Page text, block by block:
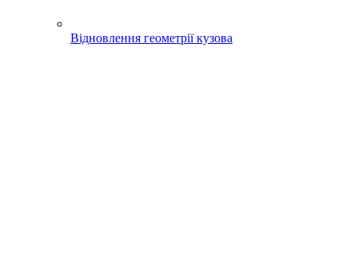
Відновлення геометрії кузова